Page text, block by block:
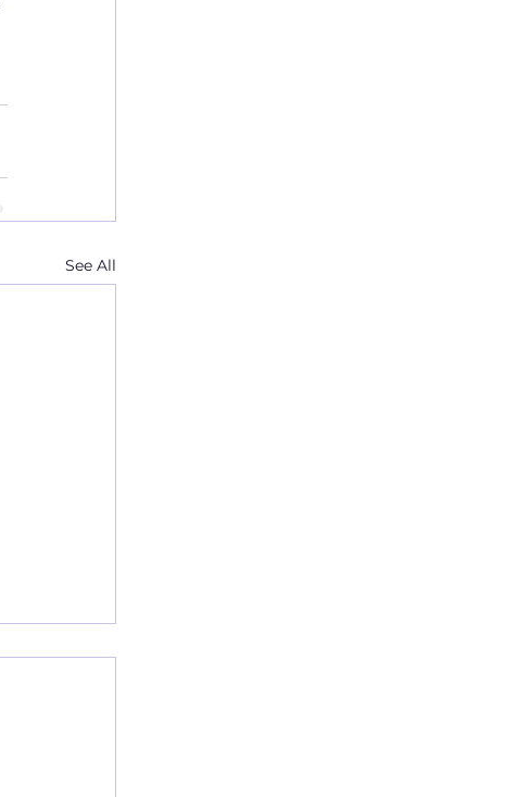
See All